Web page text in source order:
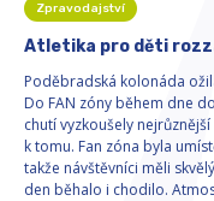
Zpravodajství
Atletika pro děti
Poděbradská kolonáda
Do FAN zóny během dne
chutí vyzkoušely
k tomu. Fan zóna byla
takže návštěvníci měli
den běhalo i chodilo.